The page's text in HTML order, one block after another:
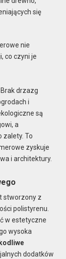
się
nie
co czyni je
drzazg
i
są
a
zalety. To
zyskuje
i architektury.
stworzony z
polistyrenu.
w estetyczne
wysoka
dodatków